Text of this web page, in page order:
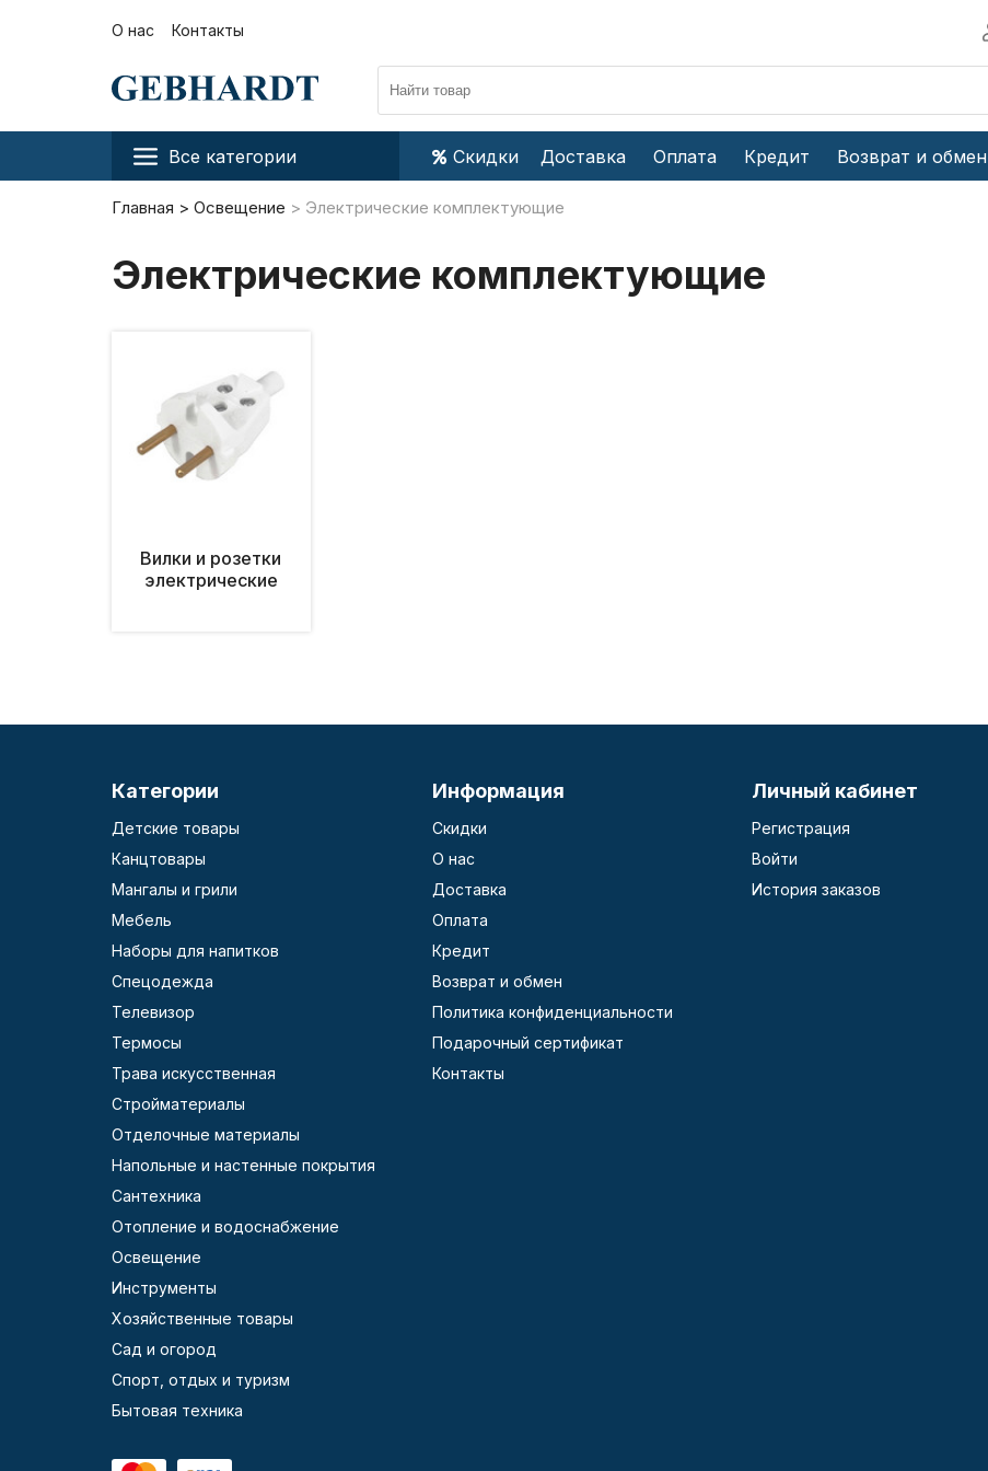
О нас Контакты
Все категории Скидки Доставка Оплата Кредит Возврат и обмен
Главная Освещение Электрические комплектующие
Электрические комплектующие
Вилки и розетки
электрические
Категории
Детские товары
Канцтовары
Мангалы и грили
Мебель
Наборы для напитков
Спецодежда
Телевизор
Термосы
Трава искусственная
Стройматериалы
Отделочные материалы
Напольные и настенные покрытия
Сантехника
Отопление и водоснабжение
Освещение
Инструменты
Хозяйственные товары
Сад и огород
Спорт, отдых и туризм
Бытовая техника
Информация
Скидки
О нас
Доставка
Оплата
Кредит
Возврат и обмен
Политика конфиденциальности
Подарочный сертификат
Контакты
Личный кабинет
Регистрация
Войти
История заказов